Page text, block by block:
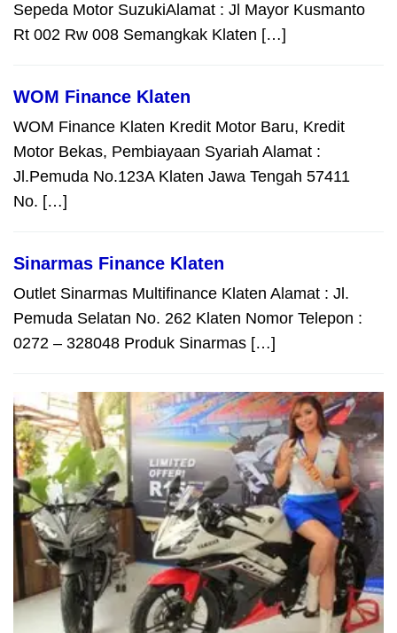
Sepeda Motor SuzukiAlamat : Jl Mayor Kusmanto
Rt 002 Rw 008 Semangkak Klaten […]
WOM Finance Klaten
WOM Finance Klaten Kredit Motor Baru, Kredit
Motor Bekas, Pembiayaan Syariah Alamat :
Jl.Pemuda No.123A Klaten Jawa Tengah 57411
No. […]
Sinarmas Finance Klaten
Outlet Sinarmas Multifinance Klaten Alamat : Jl.
Pemuda Selatan No. 262 Klaten Nomor Telepon :
0272 – 328048 Produk Sinarmas […]